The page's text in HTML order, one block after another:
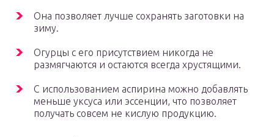
Она позволяет лучше сохранять заготовки на
зиму.
Огурцы с его присутствием никогда не
размягчаются и остаются всегда хрустящими.
С использованием аспирина можно добавлять
меньше уксуса или эссенции, что позволяет
получать совсем не кислую продукцию.